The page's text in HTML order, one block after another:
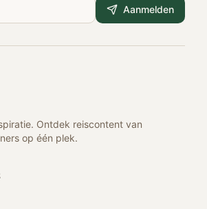
Aanmelden
Ontdek reiscontent van
op één plek.